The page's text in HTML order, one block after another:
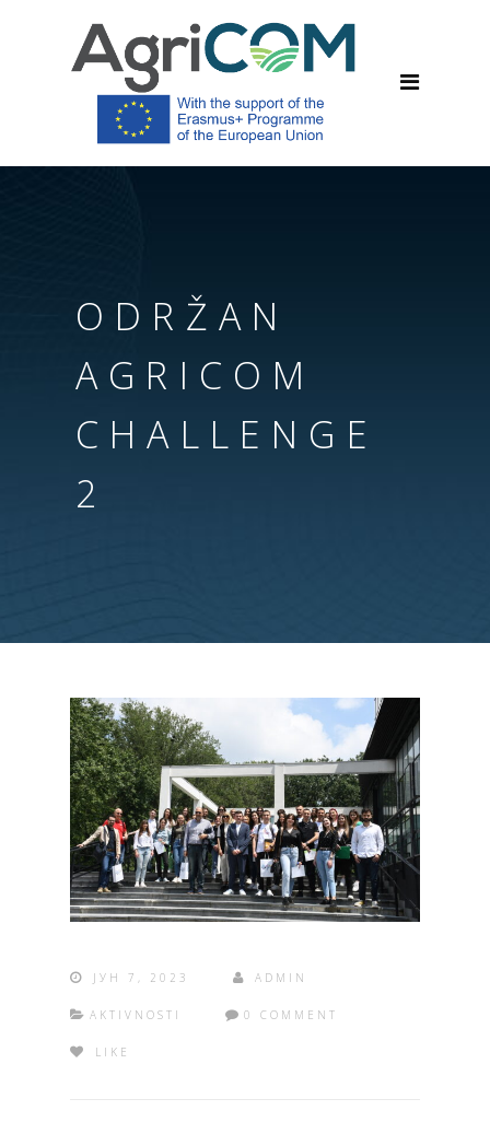
ODRŽAN
AGRICOM
CHALLENGE
2
ЈУН 7, 2023 ADMIN
AKTIVNOSTI 0 COMMENT
LIKE